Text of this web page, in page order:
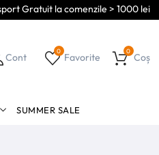
Gratuit la comenzile > 1000 lei
Cont Favorite
0
Coș
0
SUMMER SALE